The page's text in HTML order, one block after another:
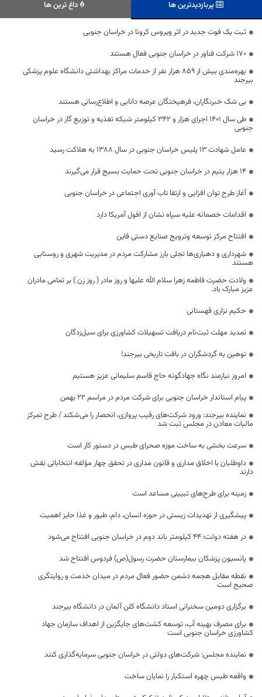
پربازدیدترین ها داغ ترین ها
ثبت یک فوت جدید در اثر ویروس کرونا در خراسان جنوبی
۱۷۰ شرکت فناور در خراسان جنوبی فعال هستند
بهره‌مندی بیش از ۸۵۹ هزار نفر از خدمات مراکز بهداشتی دانشگاه علوم پزشکی
بیرجند
بی شک خبرنگاران، فرهیختگان عرصه دانایی و اطلاع‌رسانی هستند
طی سال 1401 اجرای هزار و 342 کیلومتر شبکه تغذیه و توزیع گاز در خراسان
جنوبی
عامل شهادت ۱۳ پلیس خراسان جنوبی در سال 1388 به هلاکت رسید
۱۴ هزار یتیم در خراسان جنوبی تحت حمایت بسیج قرار می‌گیرند
آغاز طرح توان افزایی و ارتقا تاب آوری اجتماعی در خراسان جنوبی
اقدامات خصمانه علیه سپاه نشان از افول آمریکا دارد
افتتاح مرکز توسعه وترویج صنایع دستی قاین
شهرداری و دهیاری‌ها تجلی بارز مشارکت مردم در مدیریت شهری و روستایی
هستند
ولادت حضرت فاطمه زهرا سلام الله عليها و روز مادر ( روز زن ) بر تمامی مادران
عزیز مبارک باد.
حکیم نزاری قهستانی
تمدید مهلت ثبت‌نام دریافت تسهیلات کشاورزی برای سیل‌زدگان
توهین به گردشگران در بافت تاریخی بیرجند!
امروز نیازمند نگاه جهادگونه حاج قاسم سلیمانی عزیز هستیم
پیام استاندار خراسان جنوبی برای شرکت مردم در مراسم ۲۲ بهمن
نماینده بیرجند: ورود شرکت‌های رقیب پروازی، انحصار را می‌شکند / طرح تمرکز
مالیات معادن در مجلس ثبت شد
سرعت بخشی به ساخت موزه صحرای طبس در دستور کار است
داوطلبان با اخلاق مداری و قانون مداری در تحقق چهار مؤلفه انتخاباتی نقش
دارند
زمینه برای طرح‌های تبیینی مساعد است
پیشگیری از تهدیدات زیستی در حوزه انسان، دام، طیور و غذا حایز اهمیت
در هفته دولت؛ ۴۴ کیلومتر باند دوم در خراسان جنوبی افتتاح می‌شود
پانسیون پزشکان بیمارستان حضرت رسول(ص) فردوس افتتاح شد
نقطه مقابل هجمه دشمن حضور فعال مردم در میدان خدمت و روایتگری
صحیح است
برگزاری دومین سخنرانی استاد دانشگاه کلن آلمان در دانشگاه بیرجند
برای مصرف بهینه آب، توسعه کشت‌های جایگزین از اهداف سازمان جهاد
کشاورزی خراسان جنوبی است
نماینده مجلس: شرکت‌های دولتی در خراسان جنوبی سرمایه‌گذاری کنند
واقعه طبس چهره استکبار را نمایان ساخت